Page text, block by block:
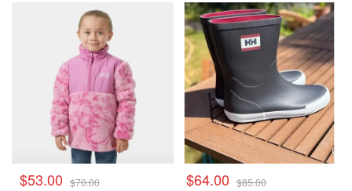
$53.00 $70.00 $64.00 $85.00